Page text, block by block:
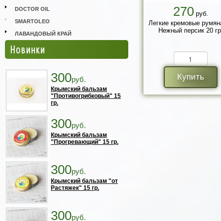
DOCTOR OIL
SMARTOLEO
ЛАВАНДОВЫЙ КРАЙ
Новинки
300руб.
Крымский бальзам
"Противогрибковый" 15
гр.
300руб.
Крымский бальзам
"Прогревающий" 15 гр.
300руб.
Крымский бальзам "от
Растяжек" 15 гр.
300руб.
270руб.
Легкие кремовые
Нежный персик 20
Купить